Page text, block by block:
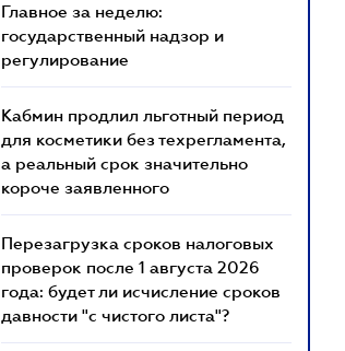
Главное за неделю:
государственный надзор и
регулирование
Кабмин продлил льготный период
для косметики без техрегламента,
а реальный срок значительно
короче заявленного
Перезагрузка сроков налоговых
проверок после 1 августа 2026
года: будет ли исчисление сроков
давности "с чистого листа"?